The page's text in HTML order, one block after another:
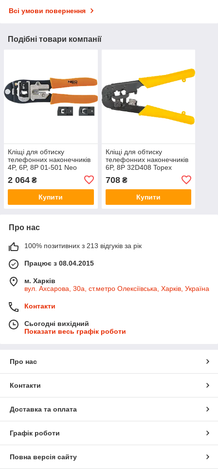
Всі умови повернення
Подібні товари компанії
Кліщі для обтиску
телефонних наконечників
4P, 6P, 8P 01-501 Neo
2 064 ₴
Купити
Кліщі для обтиску
телефонних наконечників
6P, 8P 32D408 Topex
708₴
Купити
Про нас
100% позитивних з 213 відгуків за рік
Працює з 08.04.2015
м. Харків
вул. Ахсарова, 30а, ст.метро Олексіївська, Харків, Україна
Контакти
Сьогодні вихідний
Показати весь графік роботи
Про нас
Контакти
Доставка та оплата
Графік роботи
Повна версія сайту